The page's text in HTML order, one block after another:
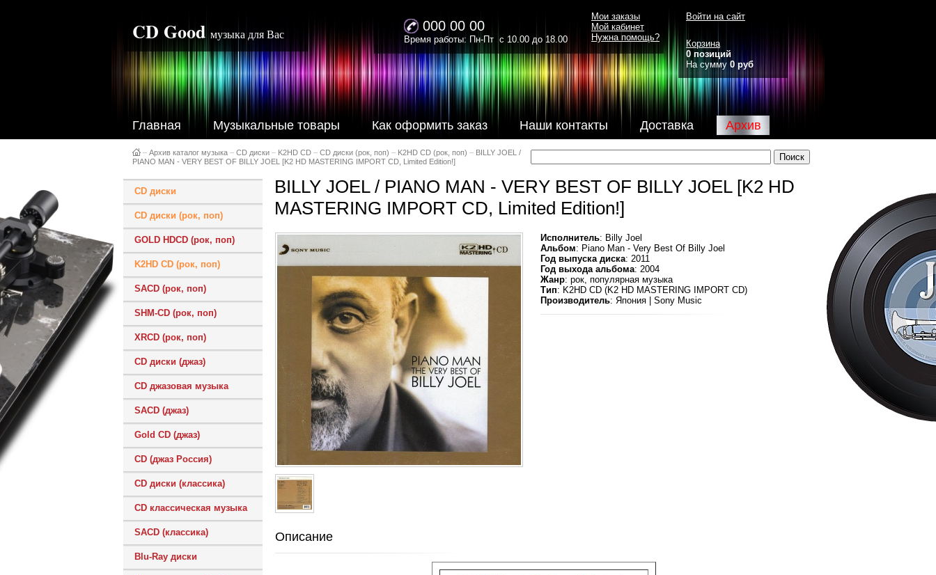
CD Good музыка для Вас
000 00 00
Время работы: Пн-Пт с 10.00 до 18.00
Главная Музыкальные товары Как оформить заказ Наши контакты Доставка Архив
Мои заказы
Мой кабинет
Нужна помощь?
Войти на сайт
Корзина
0 позиций
На сумму 0 руб
– Архив каталог музыка – CD диски – K2HD CD – CD диски (рок, поп) – K2HD CD (рок, поп) – BILLY JOEL /
PIANO MAN - VERY BEST OF BILLY JOEL [K2 HD MASTERING IMPORT CD, Limited Edition!]
CD диски
CD диски (рок, поп)
GOLD HDCD (рок, поп)
K2HD CD (рок, поп)
SACD (рок, поп)
SHM-CD (рок, поп)
XRCD (рок, поп)
CD диски (джаз)
CD джазовая музыка
SACD (джаз)
Gold CD (джаз)
CD (джаз Россия)
CD диски (классика)
CD классическая музыка
SACD (классика)
Blu-Ray диски
BILLY JOEL / PIANO MAN - VERY BEST OF BILLY JOEL [K2 HD
MASTERING IMPORT CD, Limited Edition!]
Исполнитель: Billy Joel
Альбом: Piano Man - Very Best Of Billy Joel
Год выпуска диска: 2011
Год выхода альбома: 2004
Жанр: рок, популярная музыка
Тип: K2HD CD (K2 HD MASTERING IMPORT CD)
Производитель: Япония | Sony Music
Описание